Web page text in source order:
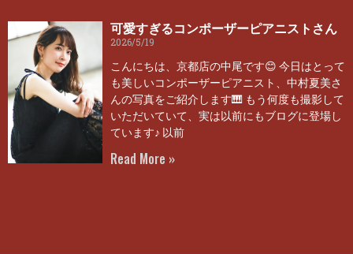
可愛すぎるコンポーザーピアニストさん
2026/5/19
こんにちは、京都店の中尾です😊 今日はとって
も美しいコンポーザーピアニスト、中村夏美さ
んの写真をご紹介します🎹 もう何度も撮影して
いただいていて、実は以前にもブログに登場し
ています♪ 以前
Read More »